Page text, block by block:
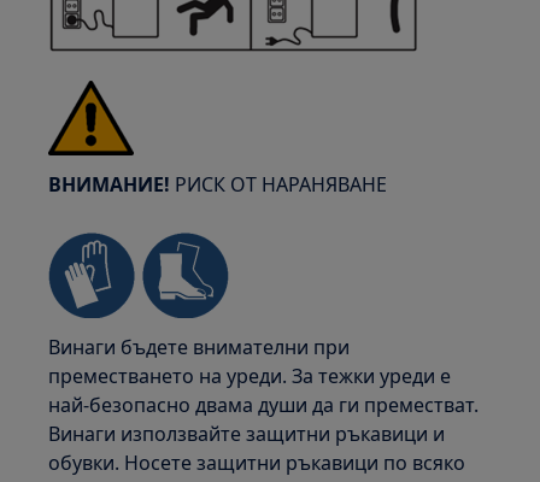
ВНИМАНИЕ! РИСК ОТ НАРАНЯВАНЕ
Винаги бъдете внимателни при
преместването на уреди. За тежки уреди е
най-безопасно двама души да ги преместват.
Винаги използвайте защитни ръкавици и
обувки. Носете защитни ръкавици по всяко